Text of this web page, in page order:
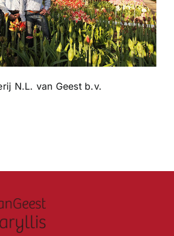
N.L. van Geest b.v.